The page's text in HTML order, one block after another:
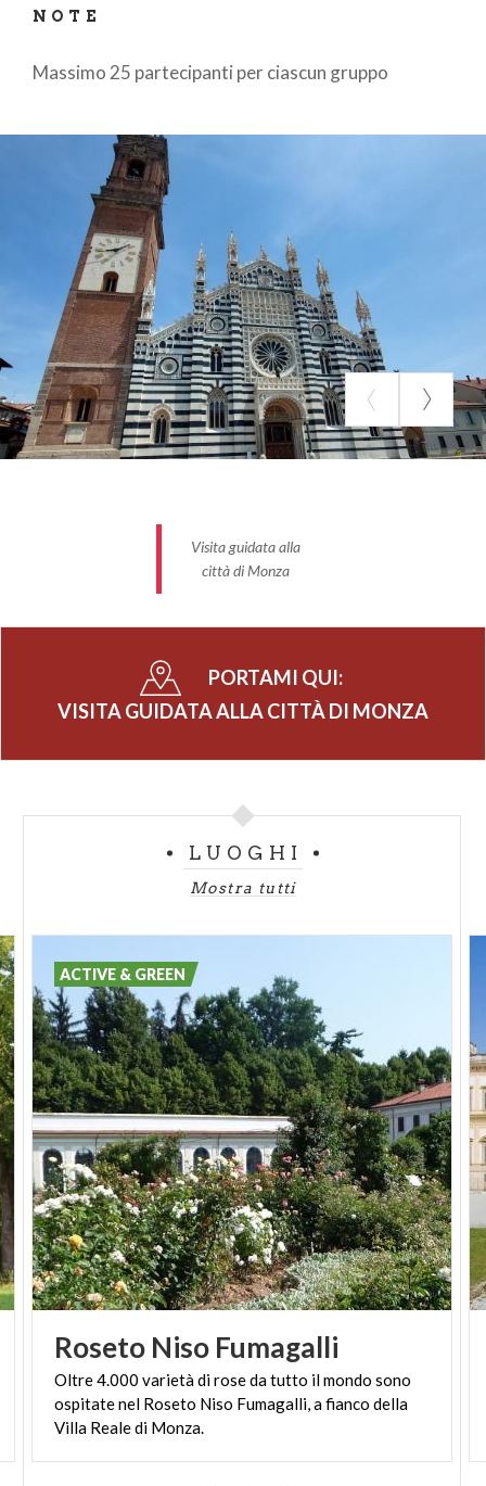
NOTE
Massimo 25 partecipanti per ciascun gruppo
Visita guidata alla
città di Monza
PORTAMI QUI:
VISITA GUIDATA ALLA CITTÀ DI MONZA
LUOGHI
Mostra tutti
Roseto Niso Fumagalli
Oltre 4.000 varietà di rose da tutto il mondo sono
ospitate nel Roseto Niso Fumagalli, a fianco della
Villa Reale di Monza.
ACTIVE & GREEN